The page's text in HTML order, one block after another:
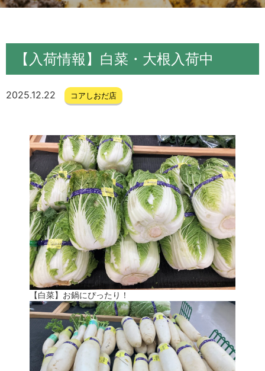
【入荷情報】白菜・大根入荷中
2025.12.22 コアしおだ店
【白菜】お鍋にぴったり！